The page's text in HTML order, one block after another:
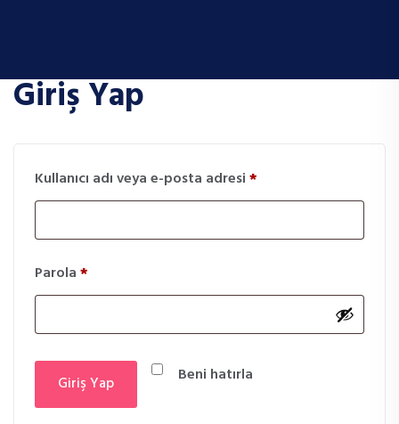
Giriş Yap
Kullanıcı adı veya e-posta adresi*
Parola*
Beni hatırla
Giriş Yap